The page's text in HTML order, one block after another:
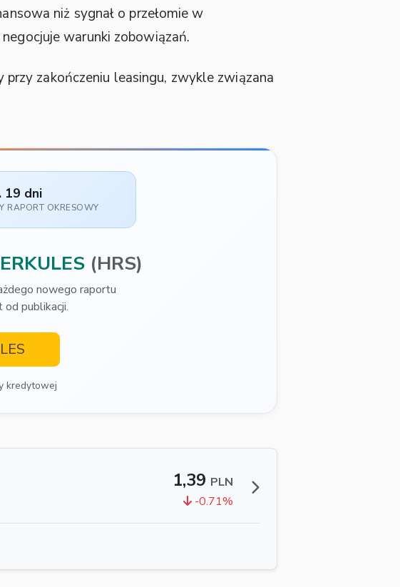
niż sygnał o przełomie w
warunki zobowiązań.
zakończeniu leasingu, zwykle związana
19 dni
RAPORT OKRESOWY
(HRS)
nowego raportu
publikacji.
kredytowej
1,39 PLN
-0.71%